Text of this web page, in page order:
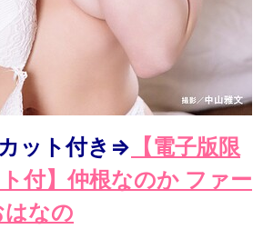
ット付き⇒ 【電子版限
付】仲根なのか ファー
なの